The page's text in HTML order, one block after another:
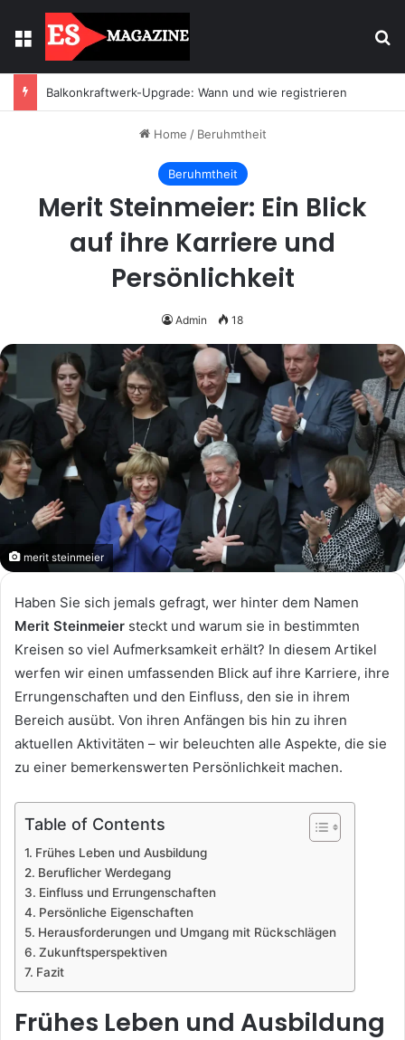
Menu
Balkonkraftwerk-Upgrade: Wann und wie registrieren
Home / Beruhmtheit
Beruhmtheit
Merit Steinmeier: Ein Blick
auf ihre Karriere und
Persönlichkeit
Admin 18
merit steinmeier
Haben Sie sich jemals gefragt, wer hinter dem Namen
Merit Steinmeier steckt und warum sie in bestimmten
Kreisen so viel Aufmerksamkeit erhält? In diesem Artikel
werfen wir einen umfassenden Blick auf ihre Karriere, ihre
Errungenschaften und den Einfluss, den sie in ihrem
Bereich ausübt. Von ihren Anfängen bis hin zu ihren
aktuellen Aktivitäten – wir beleuchten alle Aspekte, die sie
zu einer bemerkenswerten Persönlichkeit machen.
Table of Contents
Frühes Leben und Ausbildung
Beruflicher Werdegang
Einfluss und Errungenschaften
Persönliche Eigenschaften
Herausforderungen und Umgang mit Rückschlägen
Zukunftsperspektiven
Fazit
Frühes Leben und Ausbildung